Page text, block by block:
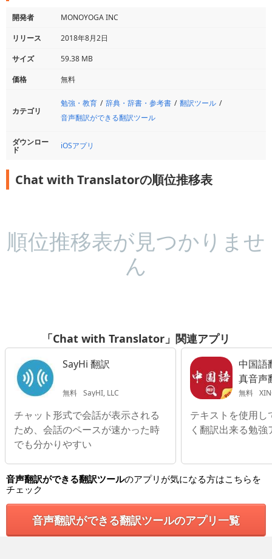
開発者
MONOYOGA INC
リリース
2018年8月2日
サイズ
59.38 MB
価格
無料
カテゴリ
勉強・教育 辞典・辞書・参考書
翻訳ツール
音声翻訳ができる翻訳ツール
ダウンロー
ド iOSアプリ
Chat with Translatorの順位推移表
順位推移表が見つかりませ
ん
「Chat with Translator」関連アプリ
SayHi 翻訳
無料 SayHI, LLC
チャット形式で会話が表示される
ため、会話のペースが速かった時
でも分かりやすい
中国語
真音声
無料
テキストを使用し
く翻訳出来る勉強
音声翻訳ができる翻訳ツールのアプリが気になる方はこちらを
チェック
音声翻訳ができる翻訳ツールのアプリ一覧